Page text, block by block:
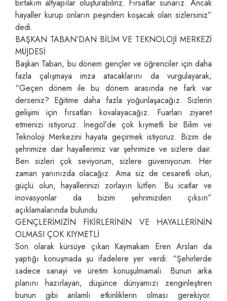
birtakım altyapılar oluşturabiliriz. Fırsatlar sunarız. Ancak
hayaller kurup onların peşinden koşacak olan sizlersiniz”
dedi.
BAŞKAN TABAN’DAN BİLİM VE TEKNOLOJİ MERKEZİ
MÜJDESİ
Başkan Taban, bu dönem gençler ve öğrenciler için daha
fazla çalışmaya imza atacaklarını da vurgulayarak;
“Geçen dönem ile bu dönem arasında ne fark var
derseniz? Eğitime daha fazla yoğunlaşacağız. Sizlerin
gelişimi için fırsatları kovalayacağız. Fuarları ziyaret
etmenizi istiyoruz. İnegöl’de çok kıymetli bir Bilim ve
Teknoloji Merkezini hayata geçirmek istiyoruz. Bizim de
şehrimize dair hayallerimiz var şehrimize ve sizlere dair.
Ben sizleri çok seviyorum, sizlere güveniyorum. Her
zaman yanınızda olacağız. Ama siz de cesaretli olun,
güçlü olun, hayallerinizi zorlayın lütfen. Bu icatlar ve
inovasyonlar da bizim şehrimizden çıksın”
açıklamalarında bulundu.
GENÇLERİMİZİN FİKİRLERİNİN VE HAYALLERİNİN
OLMASI ÇOK KIYMETLİ
Son olarak kürsüye çıkan Kaymakam Eren Arslan da
yaptığı konuşmada şu ifadelere yer verdi: “Şehirlerde
sadece sanayi ve üretim konuşulmamalı. Bunun arka
planını hazırlayan, düşünce dünyamızı zenginleştiren
bunun gibi anlamlı etkinliklerin olması gerekiyor.